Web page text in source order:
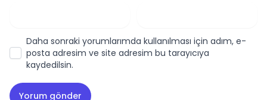
Daha sonraki yorumlarımda kullanılması için adım, e-
posta adresim ve site adresim bu tarayıcıya
kaydedilsin.